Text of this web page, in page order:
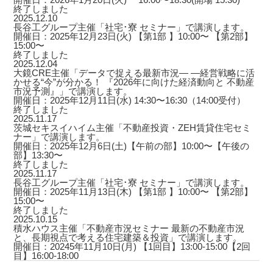
終了しました
2025.12.10
長谷工グループ主催「社宅･寮 セミナー」で講演します。
開催日：2025年12月23日(火) 【第1部 】10:00〜 【第2部】
15:00〜
終了しました
2025.12.04
大鏡CRE主催「データで捉える最新市況― ―経営戦略に活
かせる“今”が分かる！ 『2026年に向けた経済動向と 不動産
市況予測』」で講演します。
開催日：2025年12月11日(水) 14:30〜16:30（14:00受付）
終了しました
2025.11.17
茨城セキスイハイム主催「不動産投資・ZEH賃貸住宅セミ
ナー」で講演します。
開催日：2025年12月6日(土)【午前の部】10:00〜【午後の
部】13:30〜
終了しました
2025.11.17
長谷工グループ主催「社宅･寮 セミナー」で講演します。
開催日：2025年11月13日(木) 【第1部 】10:00〜 【第2部】
15:00〜
終了しました
2025.10.15
積水ハウス主催「不動産市況セミナー 最新の不動産市況
と、長期視点で考える住宅建築＆投資」で講演します。
開催日：20245年11月10日(月) 【1回目】13:00-15:00【2回
目】16:00-18:00